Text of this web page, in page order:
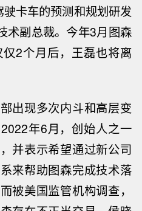
卡车的预测和规划研发
术副总裁。今年3月图森
2个月后，王磊也将离
出现多次内斗和高层变
年6月，创始人之一
并表示希望通过新公司
来帮助图森完成技术落
被美国监管机构调查，